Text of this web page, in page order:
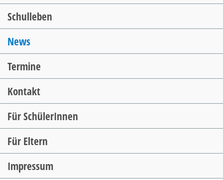
Schulleben
News
Termine
Kontakt
Für SchülerInnen
Für Eltern
Impressum